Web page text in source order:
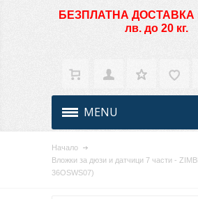
БЕЗПЛАТНА ДОСТАВКА
лв. до 20 кг.
MENU
Начало
Вложки за дюзи и датчици 7 части -
36OSWS07)